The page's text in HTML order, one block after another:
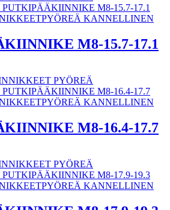
PYÖREÄ KANNELLINEN
M8-15.7-17.1
PYÖREÄ KANNELLINEN
M8-16.4-17.7
PYÖREÄ KANNELLINEN